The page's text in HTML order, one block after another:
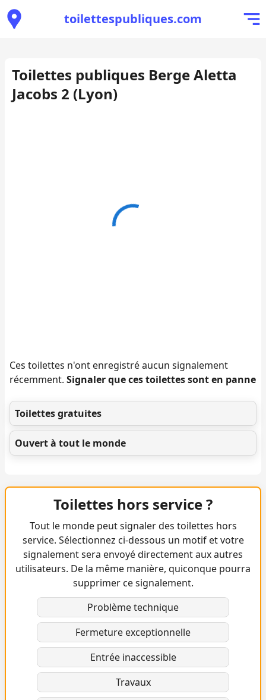
toilettespubliques.com
Toilettes publiques Berge Aletta
Jacobs 2 (Lyon)
Ces toilettes n'ont enregistré aucun signalement
récemment. Signaler que ces toilettes sont en panne
Toilettes gratuites
Ouvert à tout le monde
Toilettes hors service ?
Tout le monde peut signaler des toilettes hors
service. Sélectionnez ci-dessous un motif et votre
signalement sera envoyé directement aux autres
utilisateurs. De la même manière, quiconque pourra
supprimer ce signalement.
Problème technique
Fermeture exceptionnelle
Entrée inaccessible
Travaux